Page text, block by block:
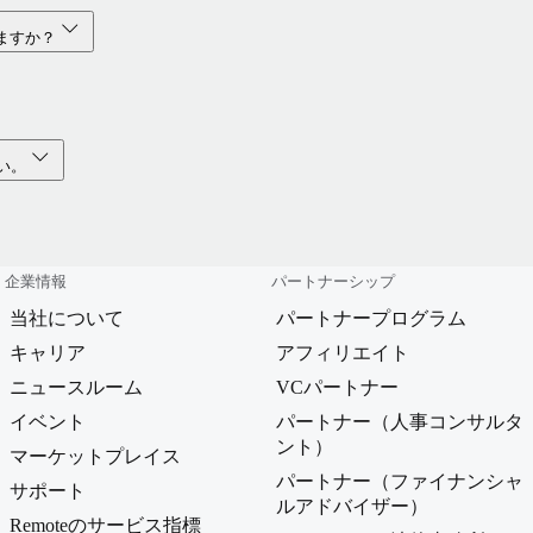
すか？
企業情報
当社について
キャリア
ニュースルーム
イベント
マーケットプレイス
サポート
Remoteのサービス指標
パートナーシップ
パートナープログラム
アフィリエイト
VCパートナー
パートナー（人事コンサルタ
ント）
パートナー（ファイナンシャ
ルアドバイザー）